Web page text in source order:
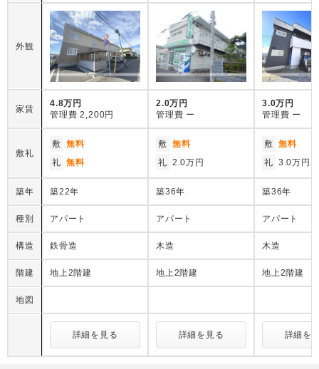
外観
家賃
4.8万円
管理費 2,200円
2.0万円
管理費 ー
3.0万円
管理費 ー
敷礼
敷 無料
礼 無料
敷 無料
礼 2.0万円
敷 無料
礼 3.0万円
築年 築22年 築36年 築36年
種別 アパート アパート アパート
構造 鉄骨造 木造 木造
階建 地上2階建 地上2階建 地上2階建
地図
詳細を見る 詳細を見る 詳細を